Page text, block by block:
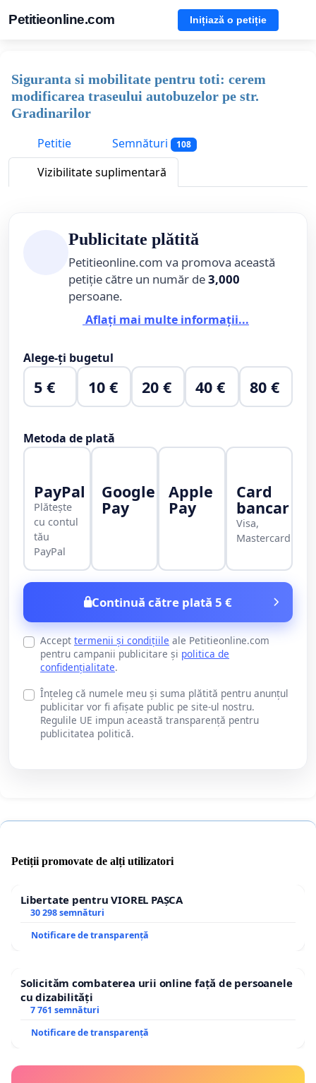
Petitieonline.com Inițiază o petiție
Siguranta si mobilitate pentru toti: cerem
modificarea traseului autobuzelor pe str.
Gradinarilor
Petitie
Semnături 108
Vizibilitate suplimentară
Publicitate plătită
Petitieonline.com va promova această
petiție către un număr de3,000
persoane.
Aflați mai multe informații...
Alege-ți bugetul
5 € 10 € 20 € 40 € 80 €
Metoda de plată
PayPal
Plătește
cu contul
tău
PayPal
Google
Pay
Apple
Pay
Card
bancar
Visa,
Mastercard
Continuă către plată 5 €
Accept termenii și condițiile ale Petitieonline.com
pentru campanii publicitare și politica de
confidențialitate.
Înțeleg că numele meu și suma plătită pentru anunțul
publicitar vor fi afișate public pe site-ul nostru.
Regulile UE impun această transparență pentru
publicitatea politică.
Petiții promovate de alți utilizatori
Libertate pentru VIOREL PAȘCA
30 298 semnături
Notificare de transparență
Solicităm combaterea urii online față de persoanele
cu dizabilități
7 761 semnături
Notificare de transparență